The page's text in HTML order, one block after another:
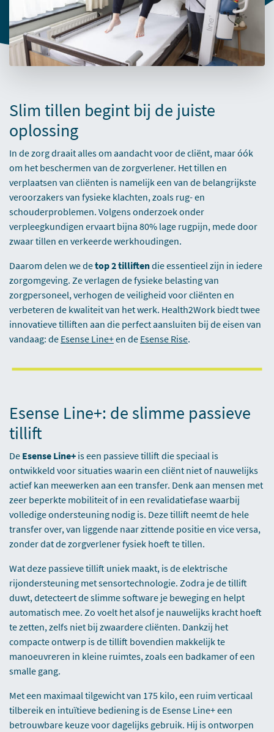
Slim tillen begint bij de juiste
oplossing
In de zorg draait alles om aandacht voor de cliënt, maar óók
om het beschermen van de zorgverlener. Het tillen en
verplaatsen van cliënten is namelijk een van de belangrijkste
veroorzakers van fysieke klachten, zoals rug- en
schouderproblemen. Volgens onderzoek onder
verpleegkundigen ervaart bijna 80% lage rugpijn, mede door
zwaar tillen en verkeerde werkhoudingen.
Daarom delen we detop 2tilliftendie essentieel zijn in iedere
zorgomgeving. Ze verlagen de fysieke belasting van
zorgpersoneel, verhogen de veiligheid voor cliënten en
verbeteren de kwaliteit van het werk. Health2Work biedt twee
innovatieve tilliften aan die perfect aansluiten bij de eisen van
vandaag: de Esense Line+en de Esense Rise.
Esense Line+: de slimme passieve
tillift
De Esense Line+ is een passieve tillift die speciaal is
ontwikkeld voor situaties waarin een cliënt niet of nauwelijks
actief kan meewerken aan een transfer. Denk aan mensen met
zeer beperkte mobiliteit of in een revalidatiefase waarbij
volledige ondersteuning nodig is. Deze tillift neemt de hele
transfer over, van liggende naar zittende positie en vice versa,
zonder dat de zorgverlener fysiek hoeft te tillen.
Wat deze passieve tillift uniek maakt, is de elektrische
rijondersteuning met sensortechnologie. Zodra je de tillift
duwt, detecteert de slimme software je beweging en helpt
automatisch mee. Zo voelt het alsof je nauwelijks kracht hoeft
te zetten, zelfs niet bij zwaardere cliënten. Dankzij het
compacte ontwerp is de tillift bovendien makkelijk te
manoeuvreren in kleine ruimtes, zoals een badkamer of een
smalle gang.
Met een maximaal tilgewicht van 175 kilo, een ruim verticaal
tilbereik en intuïtieve bediening is de Esense Line+ een
betrouwbare keuze voor dagelijks gebruik. Hij is ontworpen